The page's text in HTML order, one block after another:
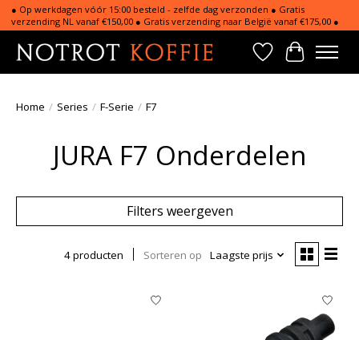
● Op werkdagen vóór 15:00 besteld - zelfde dag verzonden ● Gratis
verzending NL vanaf €150,00 ● Gratis verzending naar België vanaf €175,00 ●
Verlanglijst
Home / Series / F-Serie / F7
JURA F7 Onderdelen
Filters weergeven
4 producten Sorteren op Laagste prijs